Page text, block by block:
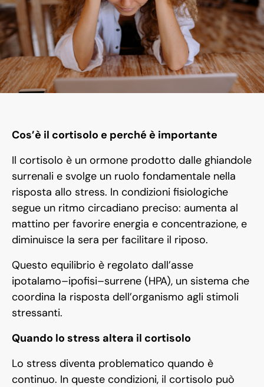
Cos’è il cortisolo e perché è importante
Il cortisolo è un ormone prodotto dalle ghiandole
surrenali e svolge un ruolo fondamentale nella
risposta allo stress. In condizioni fisiologiche
segue un ritmo circadiano preciso: aumenta al
mattino per favorire energia e concentrazione, e
diminuisce la sera per facilitare il riposo.
Questo equilibrio è regolato dall’asse
ipotalamo–ipofisi–surrene (HPA), un sistema che
coordina la risposta dell’organismo agli stimoli
stressanti.
Quando lo stress altera il cortisolo
Lo stress diventa problematico quando è
continuo. In queste condizioni, il cortisolo può